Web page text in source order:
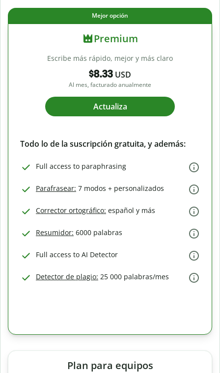
Mejor opción
Premium
Escribe más rápido, mejor y más claro
$8.33 USD
Al mes, facturado anualmente
Actualiza
Todo lo de la suscripción gratuita, y además:
Full access to paraphrasing
Parafrasear: 7 modos + personalizados
Corrector ortográfico: español y más
Resumidor: 6000 palabras
Full access to AI Detector
Detector de plagio: 25 000 palabras/mes
Plan para equipos